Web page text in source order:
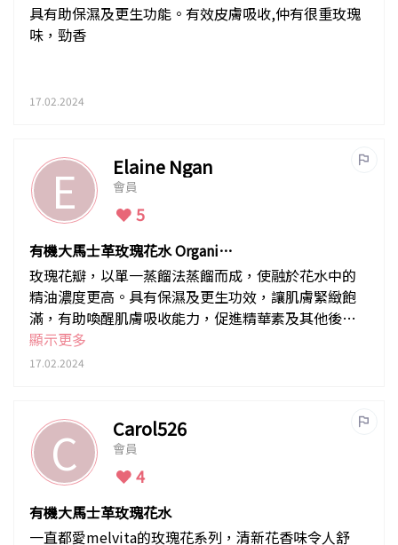
具有助保濕及更生功能。有效皮膚吸收,仲有很重玫瑰
味，勁香
17.02.2024
E Elaine Ngan
會員
5
有機大馬士革玫瑰花水 Organic
D
玫瑰花瓣，以單一蒸餾法蒸餾而成，使融於花水中的
精油濃度更高。具有保濕及更生功效，讓肌膚緊緻飽
滿，有助喚醒肌膚吸收能力，促進精華素及其他後續
護膚品的吸收。
顯示更多
17.02.2024
C Carol526
會員
4
有機大馬士革玫瑰花水
一直都愛melvita的玫瑰花系列，清新花香味令人舒